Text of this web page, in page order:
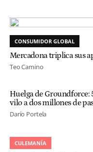
CONSUMIDOR GLOBAL
Mercadona triplica sus
Teo Camino
Huelga de Groundforce:
vilo a dos millones de
Darío Portela
CULEMANÍA